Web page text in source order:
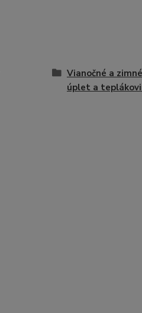
Vianočné a
úplet a